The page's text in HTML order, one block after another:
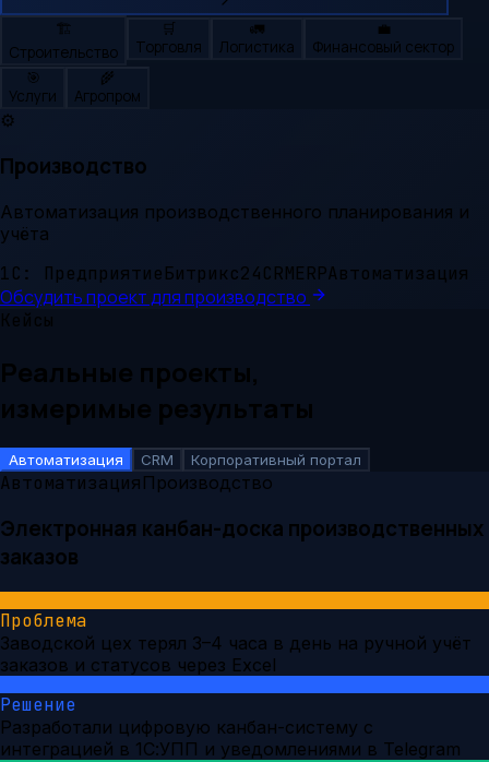
🏗️
Строительство
🛒
Торговля
🚛
Логистика
💼
Финансовый сектор
🎯
Услуги
🌾
Агропром
⚙️
Производство
Автоматизация производственного планирования и
учёта
1С: ПредприятиеБитрикс24CRMERPАвтоматизация
Обсудить проект дляпроизводство
Кейсы
Реальные проекты,
измеримые результаты
Автоматизация CRM Корпоративный портал
Автоматизация Производство
Электронная канбан-доска производственных
заказов
Проблема
Заводской цех терял 3–4 часа в день на ручной учёт
заказов и статусов через Excel
Решение
Разработали цифровую канбан-систему с
интеграцией в 1С:УПП и уведомлениями в Telegram